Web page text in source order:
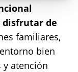
disfrutar de
familiares,
bien
y atención